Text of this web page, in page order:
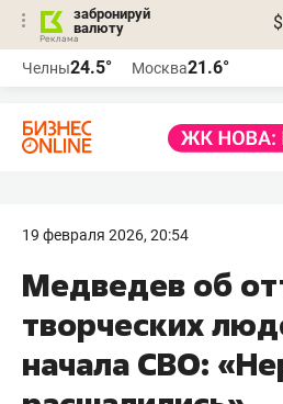
забронируй
валюту
$
Челны24.5° Москва21.6°
19 февраля 2026, 20:54
Медведев об
творческих
начала СВО: